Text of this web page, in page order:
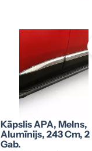
Kāpslis APA, Melns,
Alumīnijs, 243 Cm, 2
Gab.